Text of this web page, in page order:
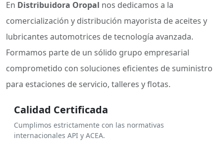
En Distribuidora Oropal nos dedicamos a la
comercialización y distribución mayorista de aceites y
lubricantes automotrices de tecnología avanzada.
Formamos parte de un sólido grupo empresarial
comprometido con soluciones eficientes de suministro
para estaciones de servicio, talleres y flotas.
Calidad Certificada
Cumplimos estrictamente con las normativas
internacionales API y ACEA.